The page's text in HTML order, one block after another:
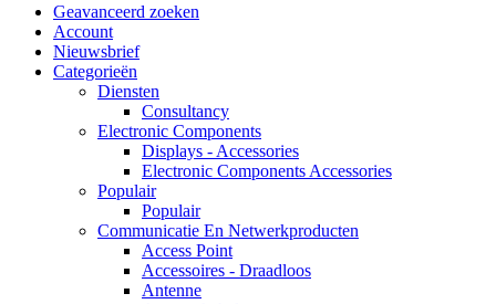
Geavanceerd zoeken
Account
Nieuwsbrief
Categorieën
Diensten
Consultancy
Electronic Components
Displays - Accessories
Electronic Components Accessories
Populair
Populair
Communicatie En Netwerkproducten
Access Point
Accessoires - Draadloos
Antenne